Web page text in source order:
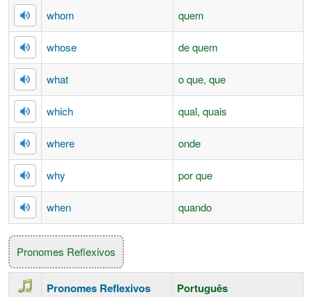
whom quem
whose de quem
what o que, que
which qual, quais
where onde
why por que
when quando
Pronomes Reflexivos
Pronomes Reflexivos Português